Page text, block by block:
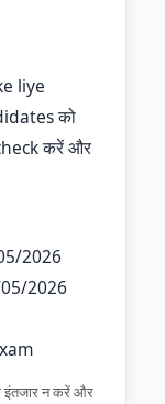
liye
को
करें और
2026
2026
इंतजार न करें और